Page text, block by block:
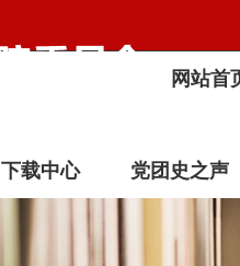
网站首
下载中心 党团史之声